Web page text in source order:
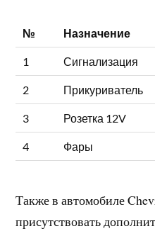
№ Назначение
1 Сигнализация
2 Прикуриватель
3 Розетка 12V
4 Фары
Также в автомобиле
присутствовать